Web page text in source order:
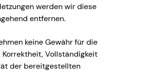
werden wir diese
entfernen.
keine Gewähr für die
Vollständigkeit
der bereitgestellten